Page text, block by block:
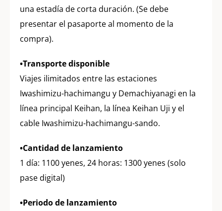
una estadía de corta duración. (Se debe
presentar el pasaporte al momento de la
compra).
•Transporte disponible
Viajes ilimitados entre las estaciones
Iwashimizu-hachimangu y Demachiyanagi en la
línea principal Keihan, la línea Keihan Uji y el
cable Iwashimizu-hachimangu-sando.
•Cantidad de lanzamiento
1 día: 1100 yenes, 24 horas: 1300 yenes (solo
pase digital)
•Periodo de lanzamiento